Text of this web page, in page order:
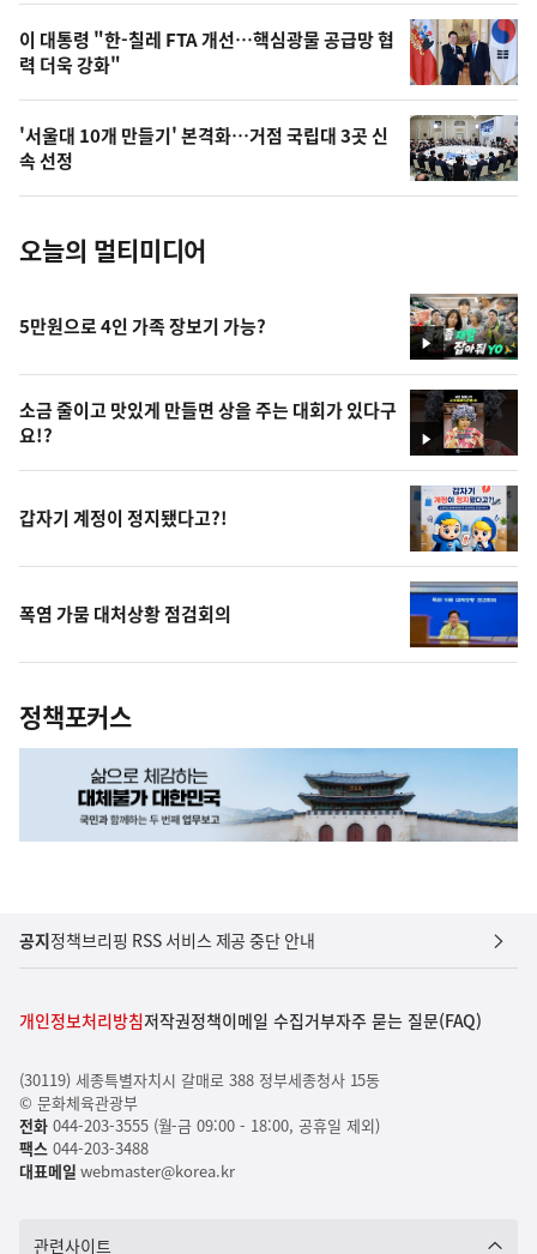
오
늘
의
사
진
이 대통령 "한-칠레 FTA 개선…핵심광물 공급망 협
력 더욱 강화"
'서울대 10개 만들기' 본격화…거점 국립대 3곳 신
속 선정
오늘의 멀티미디어
영
상
5만원으로 4인 가족 장보기 가능?
영
상
소금 줄이고 맛있게 만들면 상을 주는 대회가 있다구
요!?
갑자기 계정이 정지됐다고?!
폭염 가뭄 대처상황 점검회의
정책포커스
공지정책브리핑 RSS 서비스 제공 중단 안내
개인정보처리방침저작권정책이메일 수집거부자주 묻는 질문(FAQ)
(30119) 세종특별자치시 갈매로 388 정부세종청사 15동
© 문화체육관광부
전화044-203-3555 (월-금 09:00 - 18:00, 공휴일 제외)
팩스044-203-3488
대표메일 webmaster@korea.kr
관련사이트